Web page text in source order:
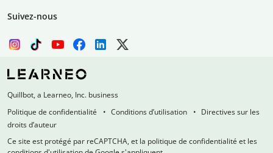
Suivez-nous
Quillbot, a Learneo, Inc. business
Politique de confidentialité
Conditions d’utilisation
Directives sur les
droits d’auteur
Ce site est protégé par reCAPTCHA, et la politique de confidentialité et les